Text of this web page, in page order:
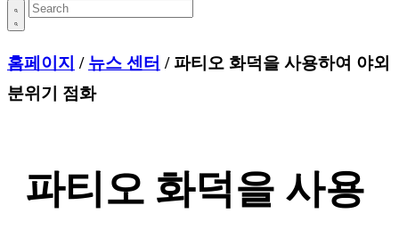
홈페이지 / 뉴스 센터 / 파티오 화덕을 사용하여 야외
분위기 점화
파티오 화덕을 사용